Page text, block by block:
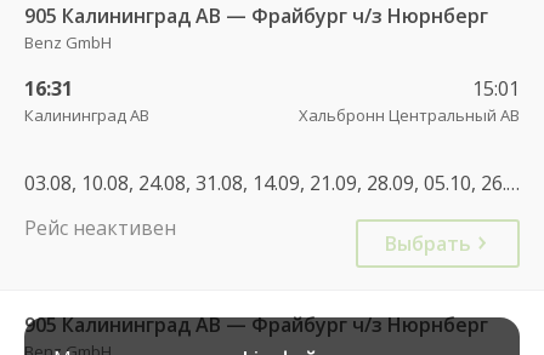
905 Калининград АВ — Фрайбург ч/з Нюрнберг
Benz GmbH
16:31
Калининград АВ
15:01
Хальбронн Центральный АВ
03.08, 10.08, 24.08, 31.08, 14.09, 21.09, 28.09, 05.10, 26.10, 08.08, 22.08
Рейс неактивен
Выбрать
905 Калининград АВ — Фрайбург ч/з Нюрнберг